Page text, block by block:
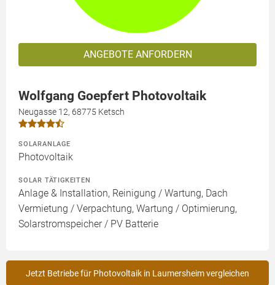
ANGEBOTE ANFORDERN
Wolfgang Goepfert Photovoltaik
Neugasse 12, 68775 Ketsch
SOLARANLAGE
Photovoltaik
SOLAR TÄTIGKEITEN
Anlage & Installation, Reinigung / Wartung, Dach
Vermietung / Verpachtung, Wartung / Optimierung,
Solarstromspeicher / PV Batterie
Jetzt Betriebe für Photovoltaik in Laumersheim vergleichen